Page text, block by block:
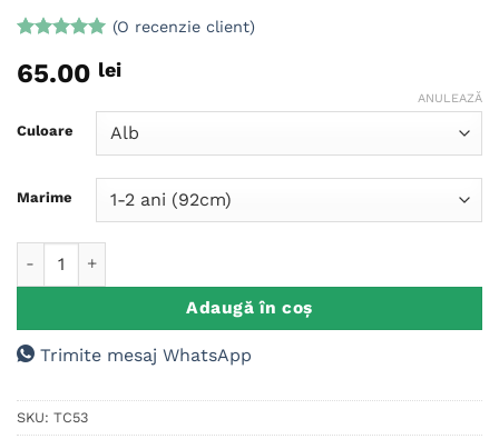
5din 5 pe
baza unei
evaluări
(O recenzie client)
65.00 lei
Culoare
Marime
ANULEAZĂ
Adaugă în coș
Trimite mesaj WhatsApp
SKU: TC53